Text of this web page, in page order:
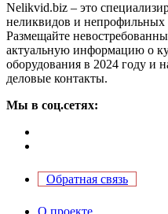
Nelikvid.biz – это
неликвидов и непрофильных
Размещайте
актуальную информацию о
оборудования в 2024 году и
деловые контакты.
Мы в соц.сетях:
Обратная связь
О проекте